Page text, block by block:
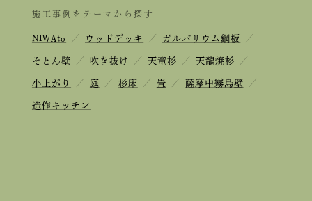
施工事例をテーマから探す
NIWAto ／ ウッドデッキ ／ ガルバリウム鋼板 ／
そとん壁 ／ 吹き抜け ／ 天竜杉 ／ 天龍焼杉 ／
小上がり ／ 庭 ／ 杉床 ／ 畳 ／ 薩摩中霧島壁 ／
造作キッチン